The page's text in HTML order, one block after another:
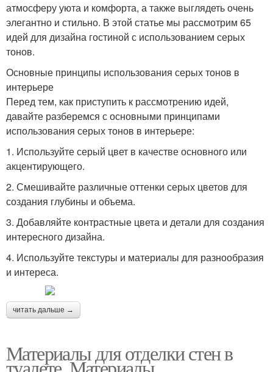
атмосферу уюта и комфорта, а также выглядеть очень
элегантно и стильно. В этой статье мы рассмотрим 65
идей для дизайна гостиной с использованием серых
тонов.
Основные принципы использования серых тонов в
интерьере
Перед тем, как приступить к рассмотрению идей,
давайте разберемся с основными принципами
использования серых тонов в интерьере:
1. Используйте серый цвет в качестве основного или
акцентирующего.
2. Смешивайте различные оттенки серых цветов для
создания глубины и объема.
3. Добавляйте контрастные цвета и детали для создания
интересного дизайна.
4. Используйте текстуры и материалы для разнообразия
и интереса.
читать дальше →
Материалы для отделки стен в